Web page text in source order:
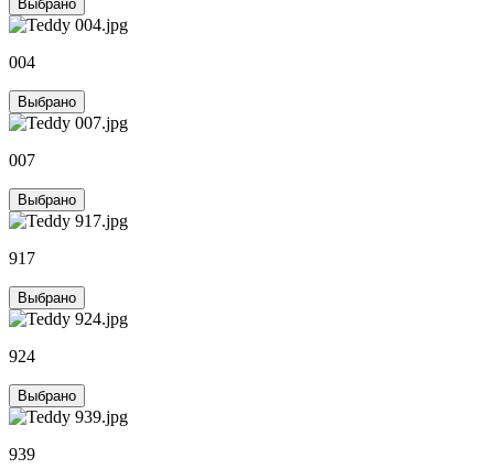
Выбрано
004
Выбрано
007
Выбрано
917
Выбрано
924
Выбрано
939